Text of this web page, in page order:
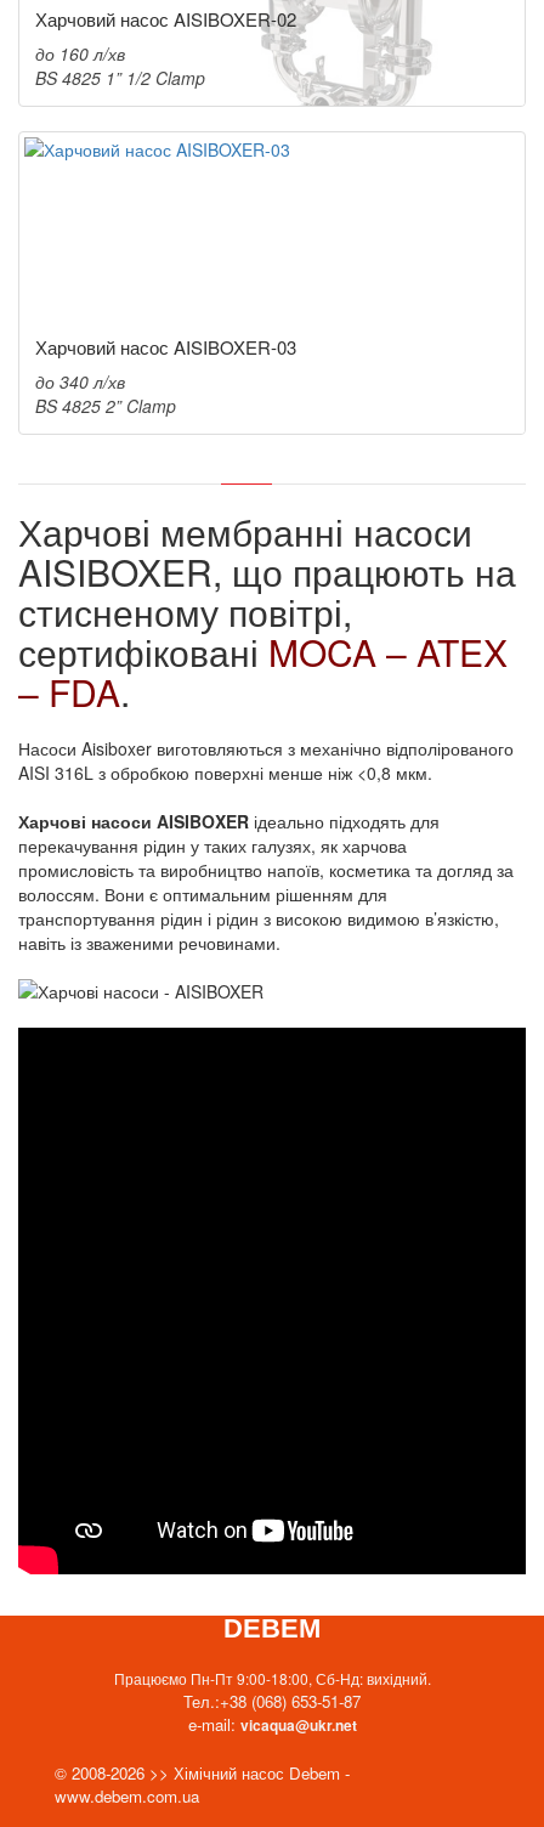
Харчовий насос AISIBOXER-02
до 160 л/хв
BS 4825 1” 1/2 Clamp
Харчовий насос AISIBOXER-03
до 340 л/хв
BS 4825 2” Clamp
Харчові мембранні насоси
AISIBOXER, що працюють на
стисненому повітрі,
сертифіковані MOCA – ATEX
– FDA.
Насоси Aisiboxer виготовляються з механічно відполірованого
AISI 316L з обробкою поверхні менше ніж <0,8 мкм.
Харчові насоси AISIBOXER ідеально підходять для
перекачування рідин у таких галузях, як харчова
промисловість та виробництво напоїв, косметика та догляд за
волоссям. Вони є оптимальним рішенням для
транспортування рідин і рідин з високою видимою в’язкістю,
навіть із зваженими речовинами.
DEBEM
Працюємо Пн-Пт 9:00-18:00, Сб-Нд: вихідний.
Тел.:+38 (068) 653-51-87
e-mail: vicaqua@ukr.net
© 2008-2026 >> Хімічний насос Debem -
www.debem.com.ua